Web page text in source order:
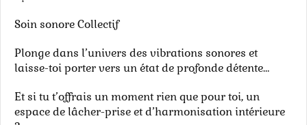
Soin sonore Collectif
Plonge dans l’univers des vibrations sonores et
laisse-toi porter vers un état de profonde détente…
Et si tu t’offrais un moment rien que pour toi, un
espace de lâcher-prise et d’harmonisation intérieure